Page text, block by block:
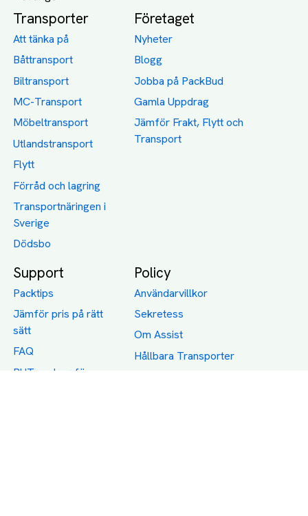
Transporter
Att tänka på
Båttransport
Biltransport
MC-Transport
Möbeltransport
Utlandstransport
Flytt
Förråd och lagring
Transportnäringen i
Sverige
Dödsbo
Företaget
Nyheter
Blogg
Jobba på PackBud
Gamla Uppdrag
Jämför Frakt, Flytt och
Transport
Support
Packtips
Jämför pris på rätt
sätt
FAQ
RUT-avdrag för
Policy
Användarvillkor
Sekretess
Om Assist
Hållbara Transporter